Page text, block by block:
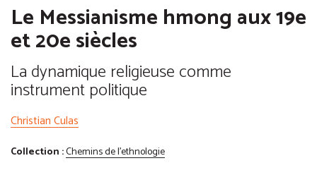
Le Messianisme hmong aux 19e
et 20e siècles
La dynamique religieuse comme
instrument politique
Christian Culas
Collection :Chemins de l'ethnologie